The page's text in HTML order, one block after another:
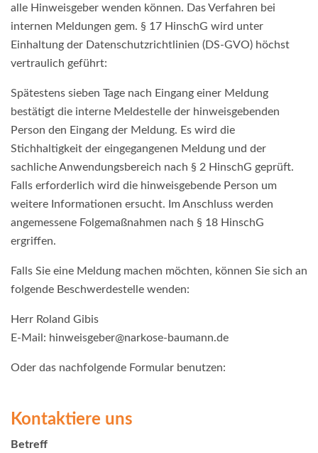
alle Hinweisgeber wenden können. Das Verfahren bei
internen Meldungen gem. § 17 HinschG wird unter
Einhaltung der Datenschutzrichtlinien (DS-GVO) höchst
vertraulich geführt:
Spätestens sieben Tage nach Eingang einer Meldung
bestätigt die interne Meldestelle der hinweisgebenden
Person den Eingang der Meldung. Es wird die
Stichhaltigkeit der eingegangenen Meldung und der
sachliche Anwendungsbereich nach § 2 HinschG geprüft.
Falls erforderlich wird die hinweisgebende Person um
weitere Informationen ersucht. Im Anschluss werden
angemessene Folgemaßnahmen nach § 18 HinschG
ergriffen.
Falls Sie eine Meldung machen möchten, können Sie sich an
folgende Beschwerdestelle wenden:
Herr Roland Gibis
E-Mail: hinweisgeber@narkose-baumann.de
Oder das nachfolgende Formular benutzen:
Kontaktiere uns
Betreff